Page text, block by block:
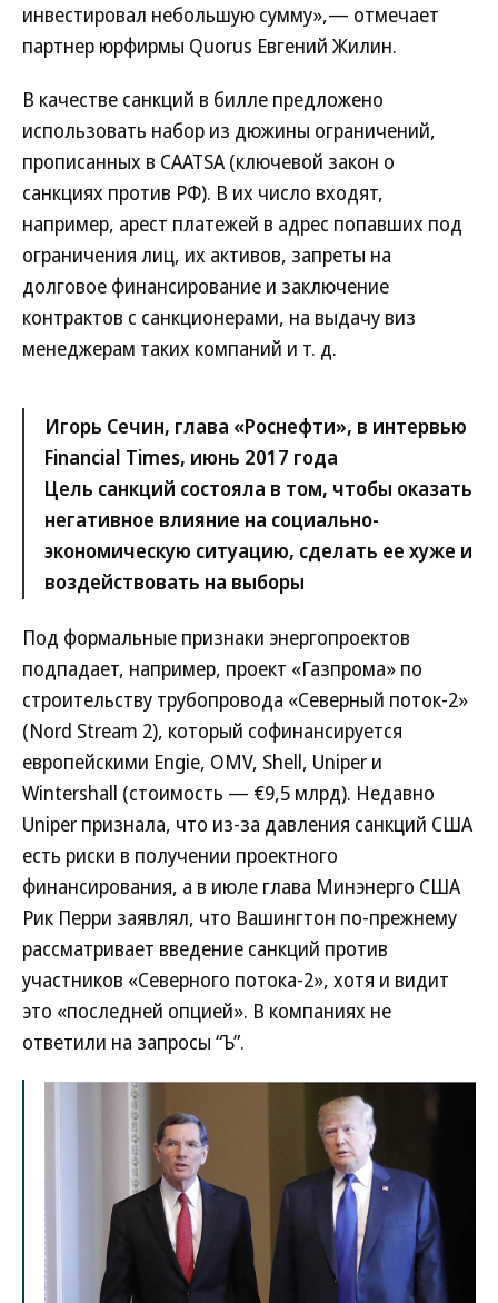
инвестировал небольшую сумму»,— отмечает
партнер юрфирмы Quorus Евгений Жилин.
В качестве санкций в билле предложено
использовать набор из дюжины ограничений,
прописанных в CAATSA (ключевой закон о
санкциях против РФ). В их число входят,
например, арест платежей в адрес попавших под
ограничения лиц, их активов, запреты на
долговое финансирование и заключение
контрактов с санкционерами, на выдачу виз
менеджерам таких компаний и т. д.
Игорь Сечин, глава «Роснефти», в интервью
Financial Times, июнь 2017 года
Цель санкций состояла в том, чтобы оказать
негативное влияние на социально-
экономическую ситуацию, сделать ее хуже и
воздействовать на выборы
Под формальные признаки энергопроектов
подпадает, например, проект «Газпрома» по
строительству трубопровода «Северный поток-2»
(Nord Stream 2), который софинансируется
европейскими Engie, OMV, Shell, Uniper и
Wintershall (стоимость — €9,5 млрд). Недавно
Uniper признала, что из-за давления санкций США
есть риски в получении проектного
финансирования, а в июле глава Минэнерго США
Рик Перри заявлял, что Вашингтон по-прежнему
рассматривает введение санкций против
участников «Северного потока-2», хотя и видит
это «последней опцией». В компаниях не
ответили на запросы “Ъ”.